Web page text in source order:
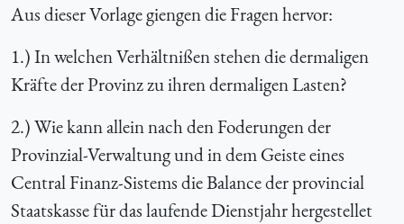
Aus dieser Vorlage giengen die Fragen hervor:
1.) In welchen Verhältnißen stehen die dermaligen
Kräfte der Provinz zu ihren dermaligen Lasten?
2.) Wie kann allein nach den Foderungen der
Provinzial-Verwaltung und in dem Geiste eines
Central Finanz-Sistems die Balance der provincial
Staatskasse für das laufende Dienstjahr hergestellet